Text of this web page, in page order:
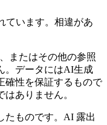
ています。相違があ
またはその他の参照
。データにはAI生成
確性を保証するもので
ありません。
たものです。AI 露出